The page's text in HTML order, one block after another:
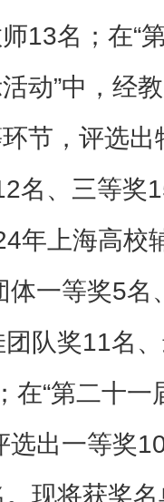
13名；在“
动”中，经
节，评选
名、三等奖
年上海高校
体一等奖5
队奖11名
在“第二十一
选出一等奖
现将获奖